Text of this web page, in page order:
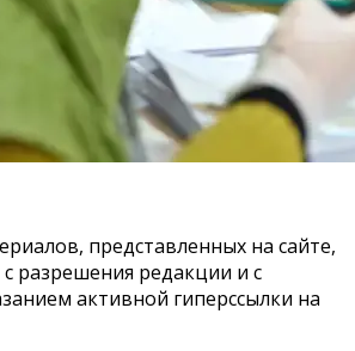
представленных на сайте,
разрешения редакции и с
активной гиперссылки на